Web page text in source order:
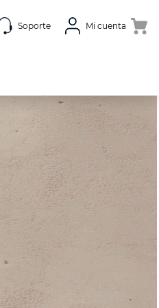
Soporte Mi cuenta